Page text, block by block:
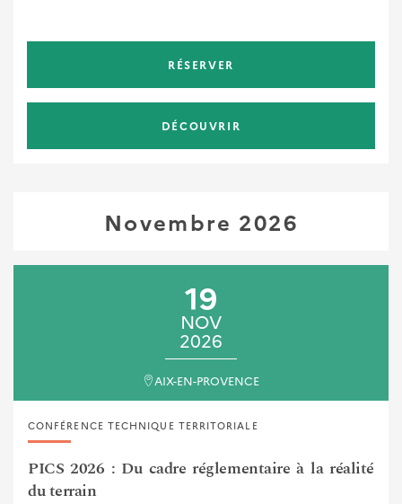
RÉSERVER
DÉCOUVRIR
Novembre 2026
19
NOV
2026
AIX-EN-PROVENCE
CONFÉRENCE TECHNIQUE TERRITORIALE
PICS 2026 : Du cadre réglementaire à la réalité
du terrain